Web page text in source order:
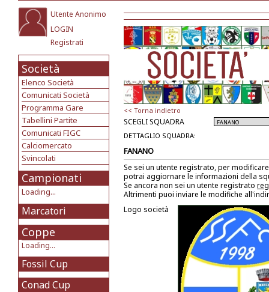
Utente Anonimo
LOGIN
Registrati
Società
Elenco Società
Comunicati Società
Programma Gare
Tabellini Partite
Comunicati FIGC
Calciomercato
Svincolati
Campionati
Loading...
Marcatori
Coppe
Loading...
Fossil Cup
Conad Cup
<< Torna indietro
SCEGLI SQUADRA
DETTAGLIO SQUADRA:
FANANO
Se sei un utente registrato, per
potrai aggiornare le informazioni della
Se ancora non sei un utente registrato
Altrimenti puoi inviare le modifiche
Logo società